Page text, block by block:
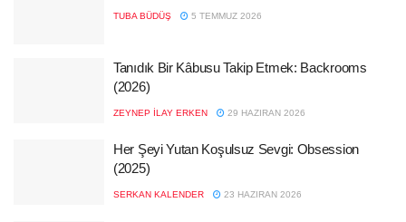
TUBA BÜDÜŞ 5 TEMMUZ 2026
Tanıdık Bir Kâbusu Takip Etmek: Backrooms
(2026)
ZEYNEP İLAY ERKEN 29 HAZIRAN 2026
Her Şeyi Yutan Koşulsuz Sevgi: Obsession
(2025)
SERKAN KALENDER 23 HAZIRAN 2026